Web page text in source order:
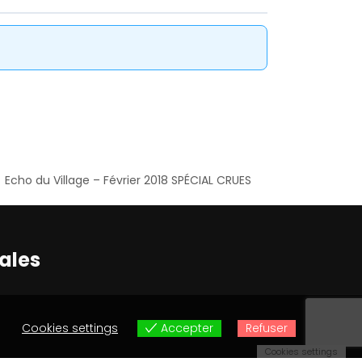
Echo du Village – Février 2018 SPÉCIAL CRUES
Cookies settings Accepter Refuser
Cookies settings